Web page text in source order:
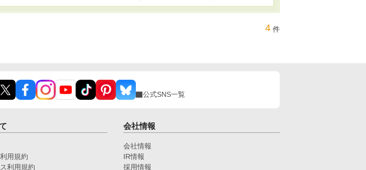
4 件
公式SNS一覧
用規約
利用規約
会社情報
会社情報
IR情報
採用情報